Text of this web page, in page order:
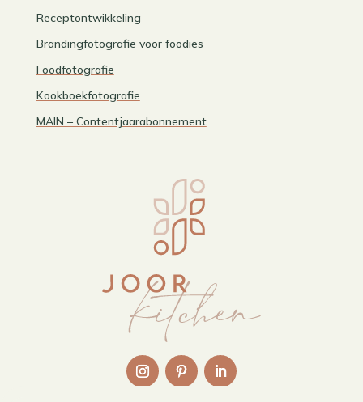
Receptontwikkeling
Brandingfotografie voor foodies
Foodfotografie
Kookboekfotografie
MAIN – Contentjaarabonnement